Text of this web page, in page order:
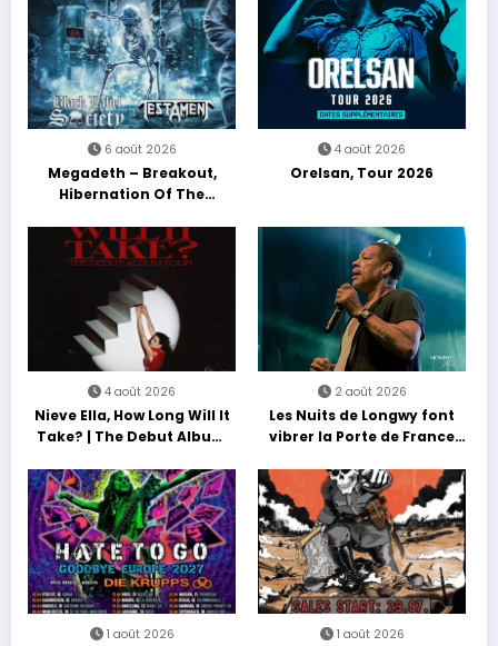
6 août 2026
Megadeth – Breakout,
Hibernation Of The
4 août 2026
Orelsan, Tour 2026
4 août 2026
Nieve Ella, How Long Will It
Take? | The Debut Album
2 août 2026
Les Nuits de Longwy font
vibrer la Porte de France
découvertes et énergie
reggae
1 août 2026 1 août 2026